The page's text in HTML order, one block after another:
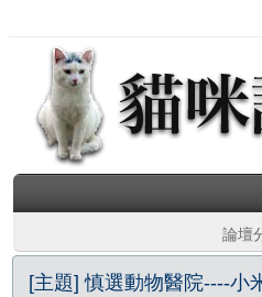
論壇
[主題] 慎選動物醫院----小